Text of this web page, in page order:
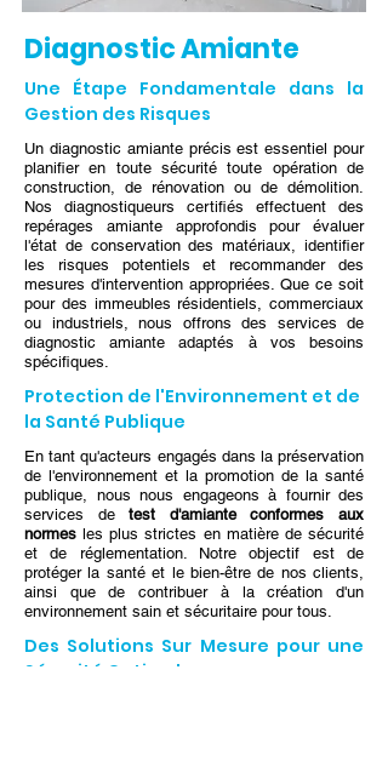
Diagnostic Amiante
Une Étape Fondamentale dans la
Gestion des Risques
Un diagnostic amiante précis est essentiel pour
planifier en toute sécurité toute opération de
construction, de rénovation ou de démolition.
Nos diagnostiqueurs certifiés effectuent des
repérages amiante approfondis pour évaluer
l'état de conservation des matériaux, identifier
les risques potentiels et recommander des
mesures d'intervention appropriées. Que ce soit
pour des immeubles résidentiels, commerciaux
ou industriels, nous offrons des services de
diagnostic amiante adaptés à vos besoins
spécifiques.
Protection de l'Environnement et de
la Santé Publique
En tant qu'acteurs engagés dans la préservation
de l'environnement et la promotion de la santé
publique, nous nous engageons à fournir des
services detest d'amiante conformes aux
normes les plus strictes en matière de sécurité
et de réglementation. Notre objectif est de
protéger la santé et le bien-être de nos clients,
ainsi que de contribuer à la création d'un
environnement sain et sécuritaire pour tous.
Des Solutions Sur Mesure pour une
Sécurité Optimale